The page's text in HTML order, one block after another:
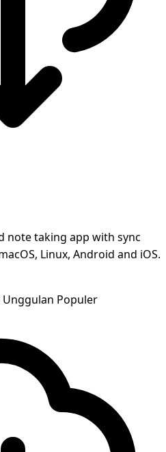
note taking app with sync
Linux, Android and iOS.
Unggulan Populer